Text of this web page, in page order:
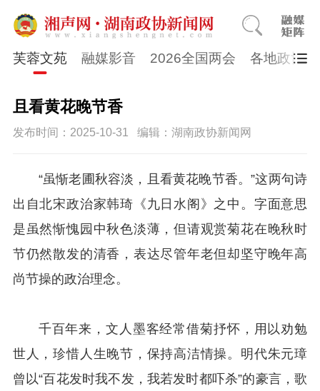
芙蓉文苑 融媒影音 2026全国两会 各地政协
且看黄花晚节香
发布时间：2025-10-31 编辑：湖南政协新闻网
“虽惭老圃秋容淡，且看黄花晚节香。”这两句诗
出自北宋政治家韩琦《九日水阁》之中。字面意思
是虽然惭愧园中秋色淡薄，但请观赏菊花在晚秋时
节仍然散发的清香，表达尽管年老但却坚守晚年高
尚节操的政治理念。
千百年来，文人墨客经常借菊抒怀，用以劝勉
世人，珍惜人生晚节，保持高洁情操。明代朱元璋
曾以“百花发时我不发，我若发时都吓杀”的豪言，歌